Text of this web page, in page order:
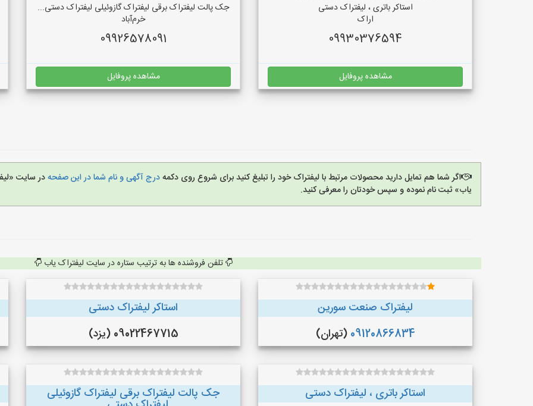
استاکر باتری ، لیفتراک دستی
اراک
09930376594
مشاهده پروفایل
جک پالت لیفتراک برقی لیفتراک گازوئیلی لیفتراک دستی...
خرم‌آباد
09926578091
مشاهده پروفایل
اگر شما هم تمایل دارید محصولات مرتبط با لیفتراک خود را تبلیغ کنید برای شروع روی دکمهدرج آگهی و نام شما در این صفحهدر سایت
یاب» ثبت نام نموده و سپس خودتان را معرفی کنید.
تلفن فروشنده ها به ترتیب ستاره در سایت لیفتراک یاب
لیفتراک صنعت سورین
09120866834 (تهران)
استاکر لیفتراک دستی
09022467715 (یزد)
استاکر باتری ، لیفتراک دستی جک پالت لیفتراک برقی لیفتراک گازوئیلی